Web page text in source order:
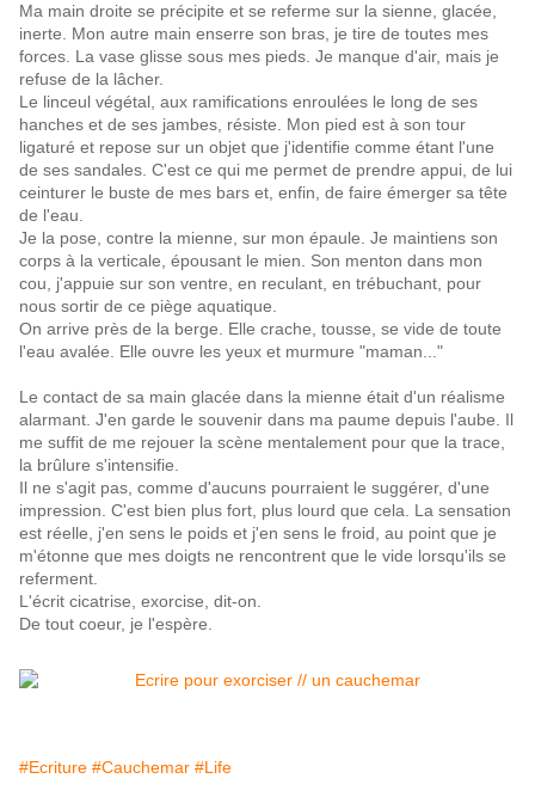
Ma main droite se précipite et se referme sur la sienne, glacée,
inerte. Mon autre main enserre son bras, je tire de toutes mes
forces. La vase glisse sous mes pieds. Je manque d'air, mais je
refuse de la lâcher.
Le linceul végétal, aux ramifications enroulées le long de ses
hanches et de ses jambes, résiste. Mon pied est à son tour
ligaturé et repose sur un objet que j'identifie comme étant l'une
de ses sandales. C'est ce qui me permet de prendre appui, de lui
ceinturer le buste de mes bars et, enfin, de faire émerger sa tête
de l'eau.
Je la pose, contre la mienne, sur mon épaule. Je maintiens son
corps à la verticale, épousant le mien. Son menton dans mon
cou, j'appuie sur son ventre, en reculant, en trébuchant, pour
nous sortir de ce piège aquatique.
On arrive près de la berge. Elle crache, tousse, se vide de toute
l'eau avalée. Elle ouvre les yeux et murmure "maman..."
Le contact de sa main glacée dans la mienne était d'un réalisme
alarmant. J'en garde le souvenir dans ma paume depuis l'aube. Il
me suffit de me rejouer la scène mentalement pour que la trace,
la brûlure s'intensifie.
Il ne s'agit pas, comme d'aucuns pourraient le suggérer, d'une
impression. C'est bien plus fort, plus lourd que cela. La sensation
est réelle, j'en sens le poids et j'en sens le froid, au point que je
m'étonne que mes doigts ne rencontrent que le vide lorsqu'ils se
referment.
L'écrit cicatrise, exorcise, dit-on.
De tout coeur, je l'espère.
#Ecriture #Cauchemar #Life